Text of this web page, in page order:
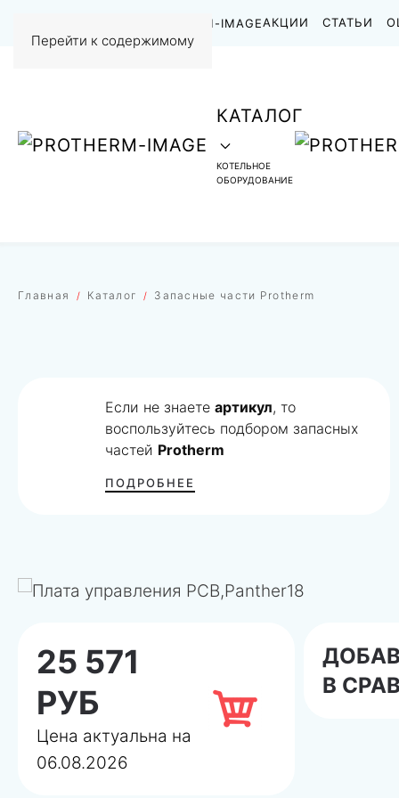
Перейти к содержимому
АКЦИИ СТАТЬИ
КАТАЛОГ
КОТЕЛЬНОЕ
ОБОРУДОВАНИЕ
Главная Каталог Запасные части Protherm
Если не знаетеартикул, то
воспользуйтесь подбором запасных
частей Protherm
ПОДРОБНЕЕ
25 571
РУБ
Цена актуальна на
06.08.2026
В